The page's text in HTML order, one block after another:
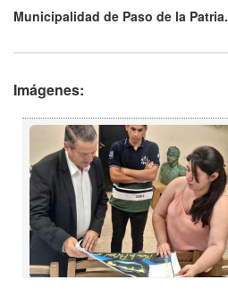
Municipalidad de Paso de la Patria.
Imágenes: